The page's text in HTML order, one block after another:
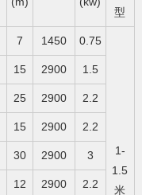
型
7 1450 0.75
1-
1.5
米
15 2900 1.5
25 2900 2.2
15 2900 2.2
30 2900 3
12 2900 2.2